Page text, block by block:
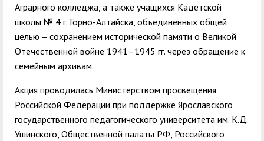
Аграрного колледжа, а также учащихся Кадетской
школы № 4 г. Горно-Алтайска, объединенных общей
целью – сохранением исторической памяти о Великой
Отечественной войне 1941–1945 гг. через обращение к
семейным архивам.
Акция проводилась Министерством просвещения
Российской Федерации при поддержке Ярославского
государственного педагогического университета им. К.Д.
Ушинского, Общественной палаты РФ, Российского